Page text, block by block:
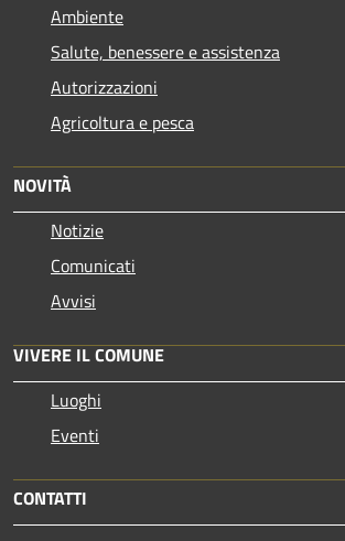
Ambiente
Salute, benessere e assistenza
Autorizzazioni
Agricoltura e pesca
NOVITÀ
Notizie
Comunicati
Avvisi
VIVERE IL COMUNE
Luoghi
Eventi
CONTATTI